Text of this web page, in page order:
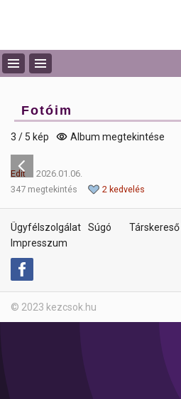
Fotóim
3 / 5 kép Album megtekintése
Edit
2026.01.06.
347 megtekintés
2 kedvelés
Ügyfélszolgálat Súgó
Impresszum
© 2023 kezcsok.hu